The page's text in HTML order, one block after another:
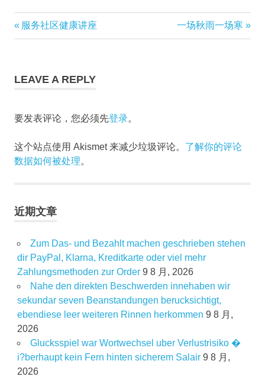
AAFMUA
陈
黄
文
航
Previous
Post:
服务社区健康讲座
Next
Post:
一场秋雨一场寒
LEAVE A REPLY
要发表评论，您必须先登录。
这个站点使用 Akismet 来减少垃圾评论。 了解你的评论
数据如何被处理。
近期文章
Zum Das- und Bezahlt machen geschrieben stehen
dir PayPal, Klarna, Kreditkarte oder viel mehr
Zahlungsmethoden zur Order 9 8 月, 2026
Nahe den direkten Beschwerden innehaben wir
sekundar seven Beanstandungen berucksichtigt,
ebendiese leer weiteren Rinnen herkommen 9 8 月,
2026
Glucksspiel war Wortwechsel uber Verlustrisiko �
i?berhaupt kein Fern hinten sicherem Salair 9 8 月,
2026